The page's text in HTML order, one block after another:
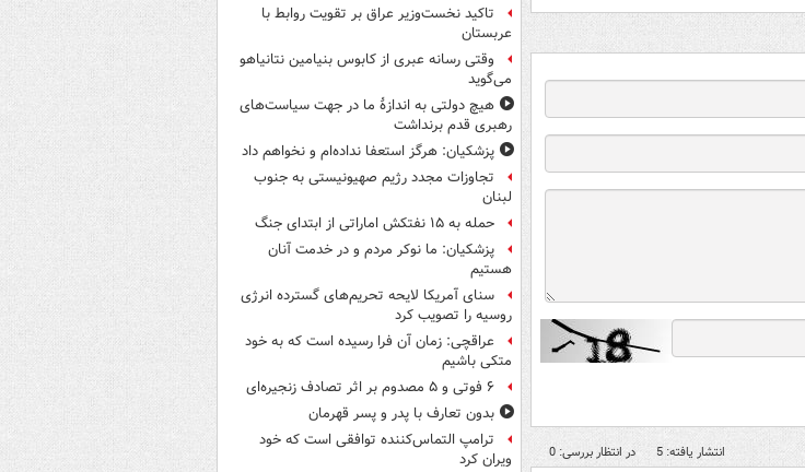
انتشار یافته: 5 در انتظار بررسی: 0
تاکید نخست‌وزیر عراق بر تقویت روابط با
عربستان
وقتی رسانه عبری از کابوس بنیامین نتانیاهو
می‌گوید
هیچ دولتی به اندازۀ ما در جهت سیاست‌های
رهبری قدم برنداشت
پزشکیان: هرگز استعفا نداده‌ام و نخواهم داد
تجاوزات مجدد رژیم صهیونیستی به جنوب
لبنان
حمله به ۱۵ نفتکش‌ اماراتی از ابتدای جنگ
پزشکیان: ما نوکر مردم و در خدمت آنان
هستیم
سنای آمریکا لایحه تحریم‌های گسترده انرژی
روسیه را تصویب کرد
عراقچی: زمان آن فرا رسیده است که به خود
متکی باشیم
۶ فوتی و ۵ مصدوم بر اثر تصادف زنجیره‌ای
بدون تعارف با پدر و پسر قهرمان
ترامپ التماس‌کننده توافقی است که خود
ویران کرد